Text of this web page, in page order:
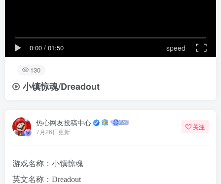
0:00 / 01:50 speed
130
小镇惊魂/Dreadout
热心网友投稿中心
7月26日更新
关注
游戏名称：小镇惊魂
英文名称：Dreadout